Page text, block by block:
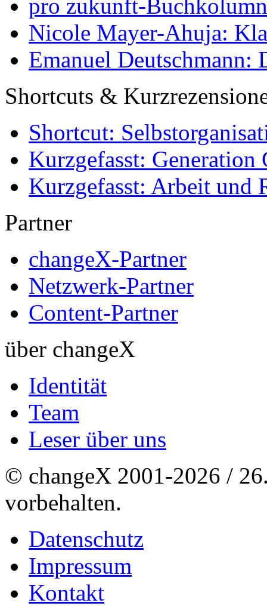
pro zukunft-
Nicole Mayer-Ahuja:
Emanuel Deutschmann:
Shortcuts &
Shortcut:
Kurzgefasst: Generation
Kurzgefasst: Arbeit und
Partner
changeX-Partner
Netzwerk-Partner
Content-Partner
über changeX
Identität
Team
Leser über uns
© changeX 2001-2026 /
vorbehalten.
Datenschutz
Impressum
Kontakt